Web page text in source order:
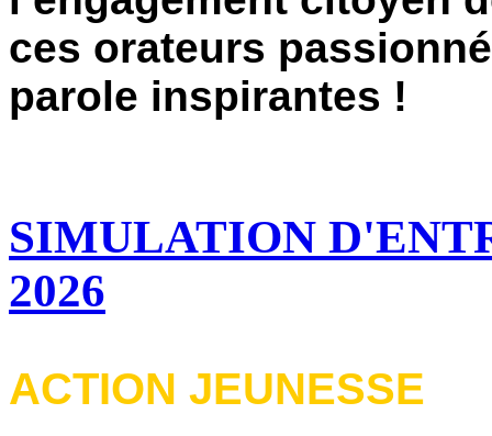
ces orateurs
parole inspirantes !
SIMULATION
2026
ACTION JEUNESSE